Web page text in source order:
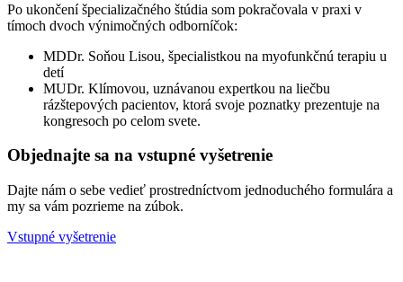
Po ukončení špecializačného štúdia som pokračovala v praxi v
tímoch dvoch výnimočných odborníčok:
MDDr. Soňou Lisou, špecialistkou na myofunkčnú terapiu u
detí
MUDr. Klímovou, uznávanou expertkou na liečbu
rázštepových pacientov, ktorá svoje poznatky prezentuje na
kongresoch po celom svete.
Objednajte sa na vstupné vyšetrenie
Dajte nám o sebe vedieť prostredníctvom jednoduchého formulára a
my sa vám pozrieme na zúbok.
Vstupné vyšetrenie